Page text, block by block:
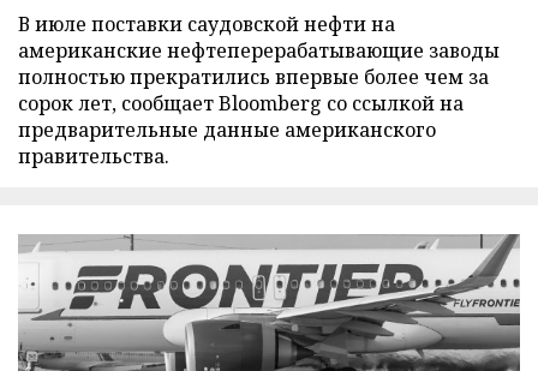
В июле поставки саудовской нефти на
американские нефтеперерабатывающие заводы
полностью прекратились впервые более чем за
сорок лет, сообщает Bloomberg со ссылкой на
предварительные данные американского
правительства.